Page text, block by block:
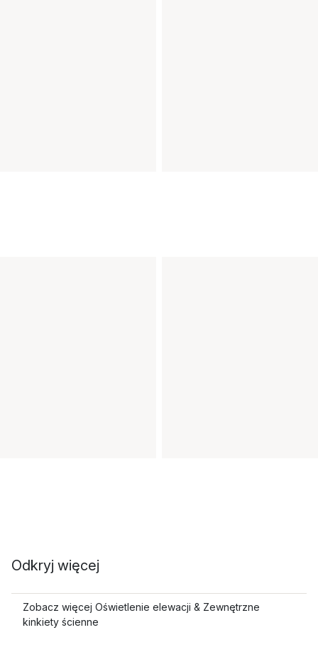
Odkryj więcej
Zobacz więcej Oświetlenie elewacji & Zewnętrzne
kinkiety ścienne